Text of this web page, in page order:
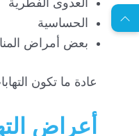
العدوى الفطرية
الحساسية
بعض أمراض
عادة ما تكون
أعراض
ل
ا
س
ت
ش
ا
ر
ة
م
ج
ا
ن
ي
ة